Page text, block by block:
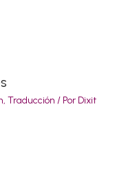
, Traducción / Por Dixit